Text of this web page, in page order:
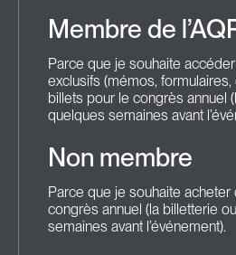
Membre de
Parce que je souhaite
exclusifs (mémos,
billets pour le congrès annuel
quelques semaines avant
Non membre
Parce que je souhaite
congrès annuel (la billetterie
semaines avant l’événement).